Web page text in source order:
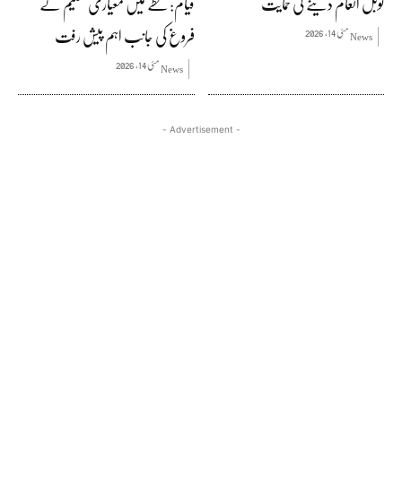
Newsمئی 14, 2026
فروغ کی جانب اہم پیش رفت
Newsمئی 14, 2026
- Advertisement -